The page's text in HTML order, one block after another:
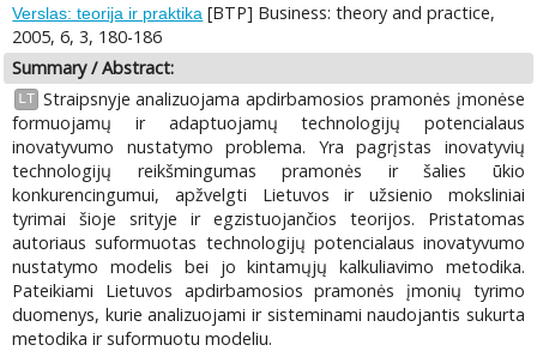
Verslas: teorija ir praktika [BTP] Business: theory and practice,
2005, 6, 3, 180-186
Summary / Abstract:
LT Straipsnyje analizuojama apdirbamosios pramonės įmonėse
formuojamų ir adaptuojamų technologijų potencialaus
inovatyvumo nustatymo problema. Yra pagrįstas inovatyvių
technologijų reikšmingumas pramonės ir šalies ūkio
konkurencingumui, apžvelgti Lietuvos ir užsienio moksliniai
tyrimai šioje srityje ir egzistuojančios teorijos. Pristatomas
autoriaus suformuotas technologijų potencialaus inovatyvumo
nustatymo modelis bei jo kintamųjų kalkuliavimo metodika.
Pateikiami Lietuvos apdirbamosios pramonės įmonių tyrimo
duomenys, kurie analizuojami ir sisteminami naudojantis sukurta
metodika ir suformuotu modeliu.